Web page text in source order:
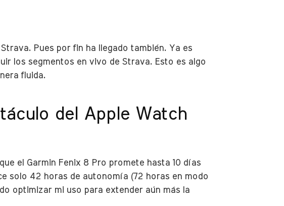
Pues por fin ha llegado también. Ya es
los segmentos en vivo de Strava. Esto es algo
fluida.
del Apple Watch
el Garmin Fenix 8 Pro promete hasta 10 días
solo 42 horas de autonomía (72 horas en modo
optimizar mi uso para extender aún más la